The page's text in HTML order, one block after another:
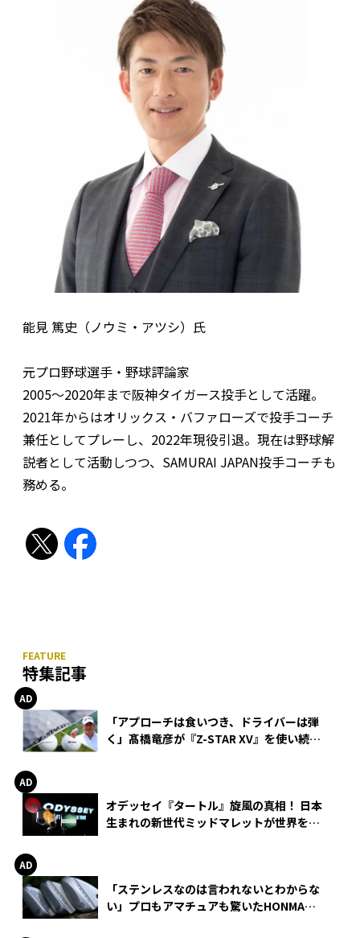
能見 篤史（ノウミ・アツシ）氏
元プロ野球選手・野球評論家
2005～2020年まで阪神タイガース投手として活躍。
2021年からはオリックス・バファローズで投手コーチ
兼任としてプレーし、2022年現役引退。現在は野球解
説者として活動しつつ、SAMURAI JAPAN投手コーチも
務める。
特集記事
「アプローチは食いつき、ドライバーは弾
く」髙橋竜彦が『Z-STAR XV』を使い続け
オデッセイ『タートル』旋風の真相！ 日本
生まれの新世代ミッドマレットが世界を席
「ステンレスなのは言われないとわからな
い」プロもアマチュアも驚いたHONMA